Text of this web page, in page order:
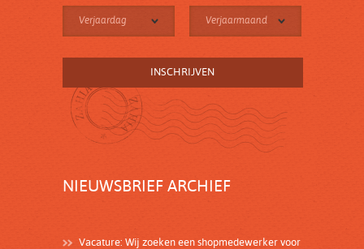
Verjaardag Verjaarmaand
NIEUWSBRIEF ARCHIEF
Vacature: Wij zoeken een shopmedewerker voor